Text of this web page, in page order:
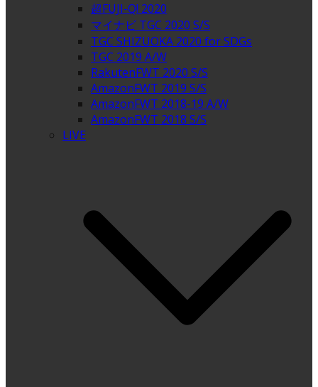
超FUJI-Q! 2020
マイナビ TGC 2020 S/S
TGC SHIZUOKA 2020 for SDGs
TGC 2019 A/W
RakutenFWT 2020 S/S
AmazonFWT 2019 S/S
AmazonFWT 2018-19 A/W
AmazonFWT 2018 S/S
LIVE